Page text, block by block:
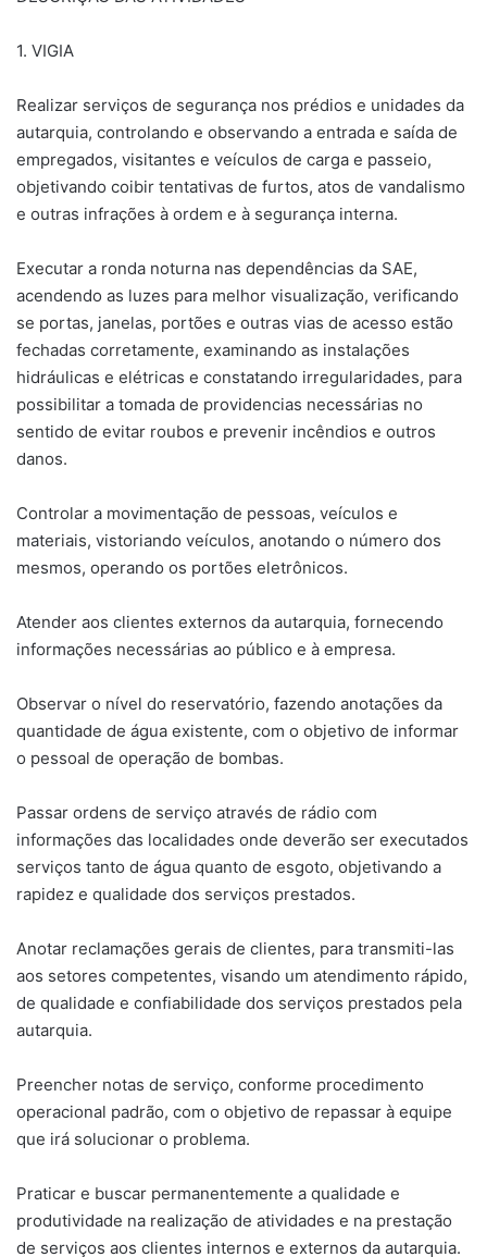
1. VIGIA
Realizar serviços de segurança nos prédios e unidades da
autarquia, controlando e observando a entrada e saída de
empregados, visitantes e veículos de carga e passeio,
objetivando coibir tentativas de furtos, atos de vandalismo
e outras infrações à ordem e à segurança interna.
Executar a ronda noturna nas dependências da SAE,
acendendo as luzes para melhor visualização, verificando
se portas, janelas, portões e outras vias de acesso estão
fechadas corretamente, examinando as instalações
hidráulicas e elétricas e constatando irregularidades, para
possibilitar a tomada de providencias necessárias no
sentido de evitar roubos e prevenir incêndios e outros
danos.
Controlar a movimentação de pessoas, veículos e
materiais, vistoriando veículos, anotando o número dos
mesmos, operando os portões eletrônicos.
Atender aos clientes externos da autarquia, fornecendo
informações necessárias ao público e à empresa.
Observar o nível do reservatório, fazendo anotações da
quantidade de água existente, com o objetivo de informar
o pessoal de operação de bombas.
Passar ordens de serviço através de rádio com
informações das localidades onde deverão ser executados
serviços tanto de água quanto de esgoto, objetivando a
rapidez e qualidade dos serviços prestados.
Anotar reclamações gerais de clientes, para transmiti-las
aos setores competentes, visando um atendimento rápido,
de qualidade e confiabilidade dos serviços prestados pela
autarquia.
Preencher notas de serviço, conforme procedimento
operacional padrão, com o objetivo de repassar à equipe
que irá solucionar o problema.
Praticar e buscar permanentemente a qualidade e
produtividade na realização de atividades e na prestação
de serviços aos clientes internos e externos da autarquia.